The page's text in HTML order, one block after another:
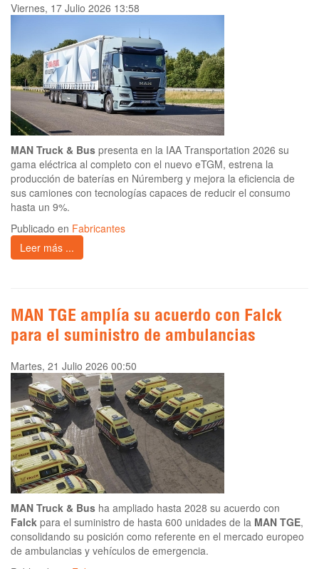
Viernes, 17 Julio 2026 13:58
MAN Truck & Bus presenta en la IAA Transportation 2026 su
gama eléctrica al completo con el nuevo eTGM, estrena la
producción de baterías en Núremberg y mejora la eficiencia de
sus camiones con tecnologías capaces de reducir el consumo
hasta un 9%.
Publicado en Fabricantes
Leer más ...
MAN TGE amplía su acuerdo con Falck
para el suministro de ambulancias
Martes, 21 Julio 2026 00:50
MAN Truck & Bus ha ampliado hasta 2028 su acuerdo con
Falck para el suministro de hasta 600 unidades de la MAN TGE,
consolidando su posición como referente en el mercado europeo
de ambulancias y vehículos de emergencia.